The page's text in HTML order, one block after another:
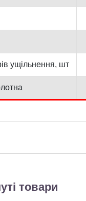
ущільнення, шт
товари